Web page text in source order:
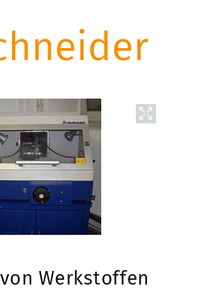
Werkstoffen